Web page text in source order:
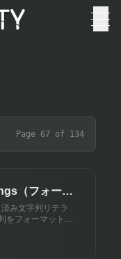
Page 67 of 134
（フォーマ
ラル） - 簡
フォーマッ
み文字列リテラ
をフォーマットす
的な使い方から